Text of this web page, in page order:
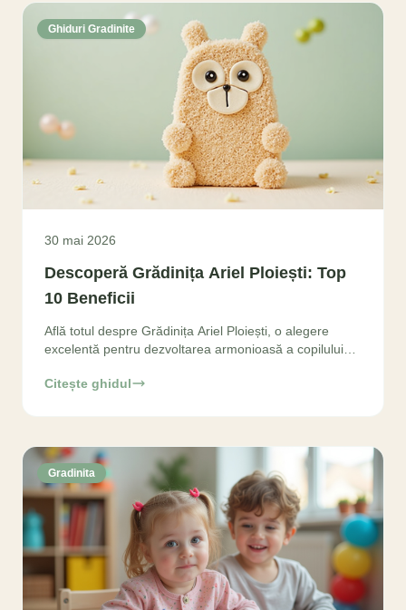
Ghiduri Gradinite
30 mai 2026
Descoperă Grădinița Ariel Ploiești: Top
10 Beneficii
Află totul despre Grădinița Ariel Ploiești, o alegere
excelentă pentru dezvoltarea armonioasă a copilului
Citește ghidul
Gradinita